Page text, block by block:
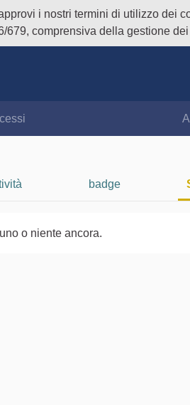
i nostri termini di utilizzo dei
679, comprensiva della gestione
badge
o niente ancora.